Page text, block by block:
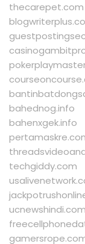
thecarepet.com
bahednog.info
bahenxgek.info
techgiddy.com
ucnewshindi.com